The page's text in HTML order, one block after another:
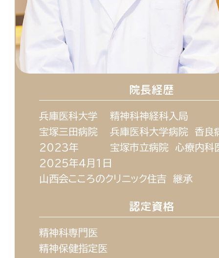
院長経歴
兵庫医科大学
精神科神経科入局
宝塚三田病院
兵庫医科大学病院 香良
2023年
宝塚市立病院 心療内科
2025年4月1日
山西会こころのクリニック住吉 継承
認定資格
精神科専門医
精神保健指定医